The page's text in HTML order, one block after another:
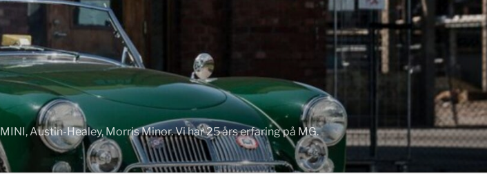
Austin-Healey, Morris Minor. Vi har 25 års erfaring på MG.